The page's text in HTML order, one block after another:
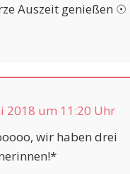
Auszeit genießen ☉
2018 um 11:20 Uhr
wir haben drei